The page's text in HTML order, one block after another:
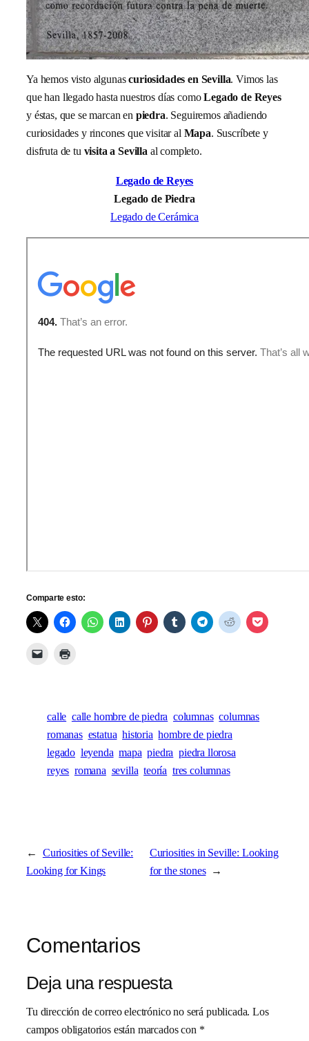
Ya hemos visto algunascuriosidades en Sevilla. Vimos las
que han llegado hasta nuestros días comoLegado de Reyes
y éstas, que se marcan en piedra. Seguiremos añadiendo
curiosidades y rincones que visitar al Mapa. Suscríbete y
disfruta de tu visita a Sevillaal completo.
Legado de Reyes
Legado de Piedra
Legado de Cerámica
Comparte esto:
calle calle hombre de piedra columnas columnas
romanas estatua historia hombre de piedra
legado leyenda mapa piedra piedra llorosa
reyes romana sevilla teoría tres columnas
← Curiosities of Seville:
Looking for Kings
Curiosities in Seville: Looking
for the stones →
Comentarios
Deja una respuesta
Tu dirección de correo electrónico no será publicada. Los
campos obligatorios están marcados con *